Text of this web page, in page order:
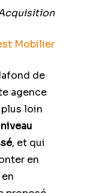
Mobilier
de
agence
loin
niveau
, et qui
en